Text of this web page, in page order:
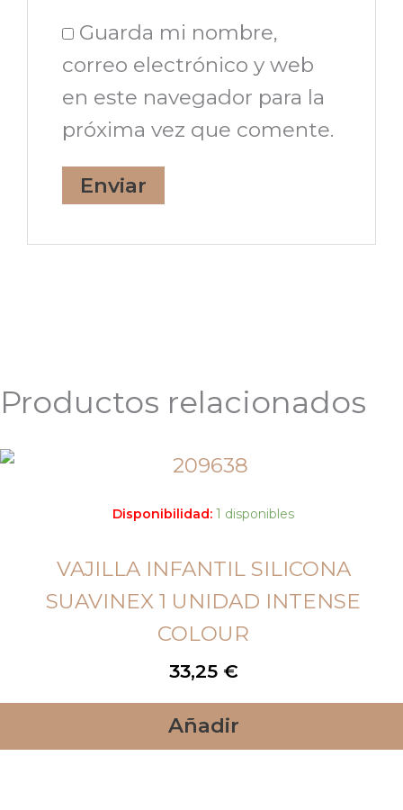
Guarda mi nombre,
correo electrónico y web
en este navegador para la
próxima vez que comente.
Productos relacionados
Disponibilidad: 1 disponibles
VAJILLA INFANTIL SILICONA
SUAVINEX 1 UNIDAD INTENSE
COLOUR
33,25 €
Añadir